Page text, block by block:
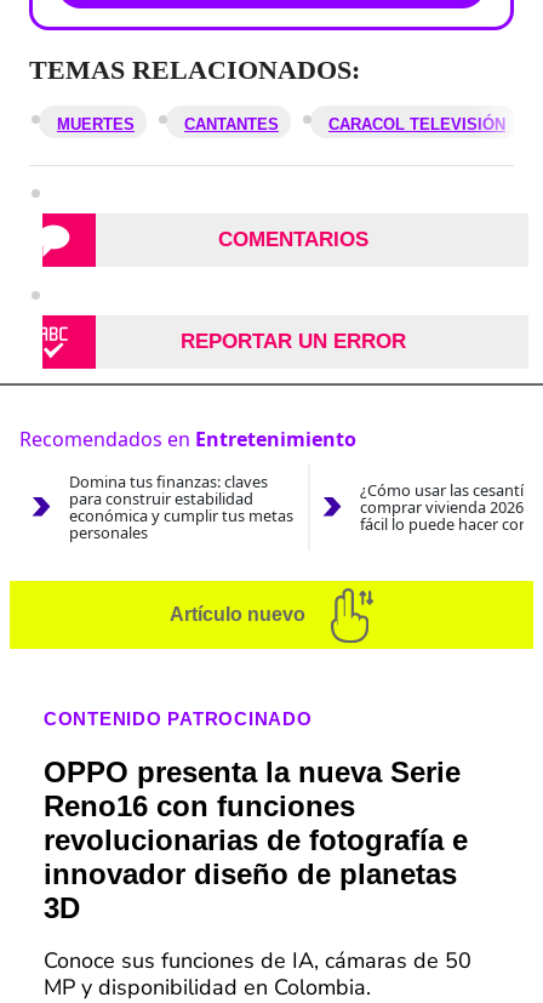
TEMAS RELACIONADOS:
MUERTES CANTANTES CARACOL TELEVISIÓN
COMENTARIOS
REPORTAR UN ERROR
Recomendados en Entretenimiento
Domina tus finanzas: claves
para construir estabilidad
económica y cumplir tus metas
personales
¿Cómo usar las
comprar vivienda 2026?
fácil lo puede hacer con
Artículo nuevo
CONTENIDO PATROCINADO
OPPO presenta la nueva Serie
Reno16 con funciones
revolucionarias de fotografía e
innovador diseño de planetas
3D
Conoce sus funciones de IA, cámaras de 50
MP y disponibilidad en Colombia.